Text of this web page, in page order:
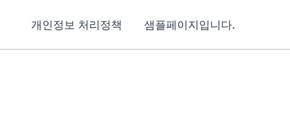
개인정보 처리정책 샘플페이지입니다.